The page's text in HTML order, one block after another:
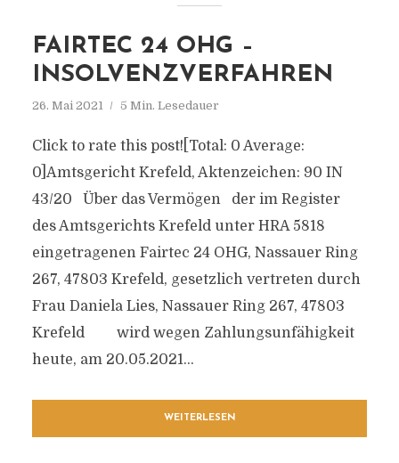
FAIRTEC 24 OHG –
INSOLVENZVERFAHREN
26. Mai 2021 5 Min. Lesedauer
Click to rate this post![Total: 0 Average:
0]Amtsgericht Krefeld, Aktenzeichen: 90 IN
43/20 Über das Vermögen der im Register
des Amtsgerichts Krefeld unter HRA 5818
eingetragenen Fairtec 24 OHG, Nassauer Ring
267, 47803 Krefeld, gesetzlich vertreten durch
Frau Daniela Lies, Nassauer Ring 267, 47803
Krefeld wird wegen Zahlungsunfähigkeit
heute, am 20.05.2021...
WEITERLESEN